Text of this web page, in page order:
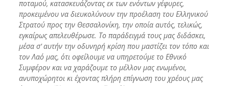
ποταμού, κατασκευάζοντας εκ των ενόντων γέφυρες,
προκειμένου να διευκολύνουν την προέλαση του Ελληνικού
Στρατού προς την Θεσσαλονίκη, την οποία αυτός, τελικώς,
εγκαίρως απελευθέρωσε. Το παράδειγμά τους μας διδάσκει,
μέσα σ’ αυτήν την οδυνηρή κρίση που μαστίζει τον τόπο και
τον Λαό μας, ότι οφείλουμε να υπηρετούμε το Εθνικό
Συμφέρον και να χαράζουμε το μέλλον μας ενωμένοι,
ανυποχώρητοι κι έχοντας πλήρη επίγνωση του χρέους μας